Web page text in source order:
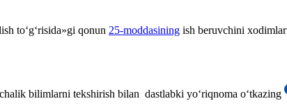
toʻgʻrisida»gi qonun 25-moddasining ish beruvchini
bilimlarni tekshirish bilan dastlabki yoʻriqnoma oʻtkazing